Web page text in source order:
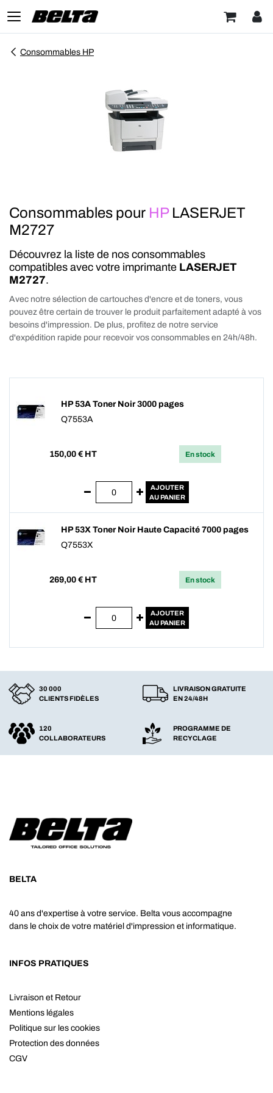
Consommables HP
Consommables pour HP LASERJET
M2727
Découvrez la liste de nos consommables
compatibles avec votre imprimante LASERJET
M2727.
Avec notre sélection de cartouches d'encre et de toners, vous
pouvez être certain de trouver le produit parfaitement adapté à vos
besoins d'impression. De plus, profitez de notre service
d'expédition rapide pour recevoir vos consommables en 24h/48h.
HP 53A Toner Noir 3000 pages
Q7553A
150,00 € HT En stock
AJOUTER
AU PANIER
HP 53X Toner Noir Haute Capacité 7000 pages
Q7553X
269,00 € HT En stock
AJOUTER
AU PANIER
30 000
CLIENTS FIDÈLES
LIVRAISON GRATUITE
EN 24/48H
120
COLLABORATEURS
PROGRAMME DE
RECYCLAGE
BELTA
40 ans d'expertise à votre service. Belta vous accompagne
dans le choix de votre matériel d'impression et informatique.
INFOS PRATIQUES
Livraison et Retour
Mentions légales
Politique sur les cookies
Protection des données
CGV